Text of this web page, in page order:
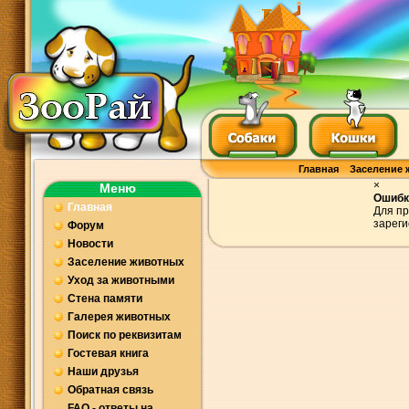
Главная Заселение
Меню
Главная
Форум
Новости
Заселение животных
Уход за животными
Стена памяти
Галерея животных
Поиск по реквизитам
Гостевая книга
Наши друзья
Обратная связь
×
Для